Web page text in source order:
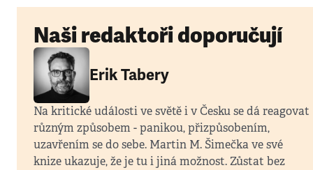
Naši redaktoři doporučují
Erik Tabery
Na kritické události ve světě i v Česku se dá reagovat
různým způsobem - panikou, přizpůsobením,
uzavřením se do sebe. Martin M. Šimečka ve své
knize ukazuje, že je tu i jiná možnost. Zůstat bez